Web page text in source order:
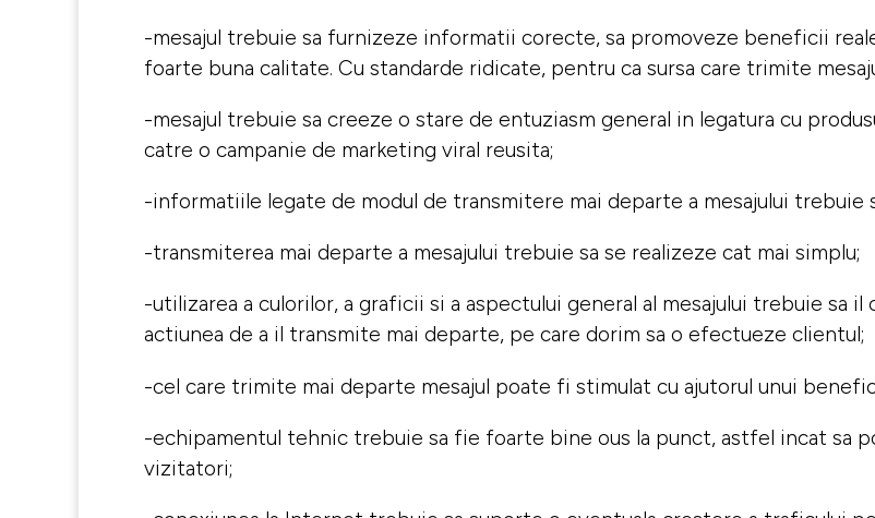
-mesajul trebuie sa furnizeze informatii corecte, sa promoveze beneficii
foarte buna calitate. Cu standarde ridicate, pentru ca sursa care trimite
-mesajul trebuie sa creeze o stare de entuziasm general in legatura cu
catre o campanie de marketing viral reusita;
-informatiile legate de modul de transmitere mai departe a mesajului trebuie
-transmiterea mai departe a mesajului trebuie sa se realizeze cat mai simplu;
-utilizarea a culorilor, a graficii si a aspectului general al mesajului trebuie sa
actiunea de a il transmite mai departe, pe care dorim sa o efectueze clientul;
-cel care trimite mai departe mesajul poate fi stimulat cu ajutorul unui
-echipamentul tehnic trebuie sa fie foarte bine ous la punct, astfel incat sa
vizitatori;